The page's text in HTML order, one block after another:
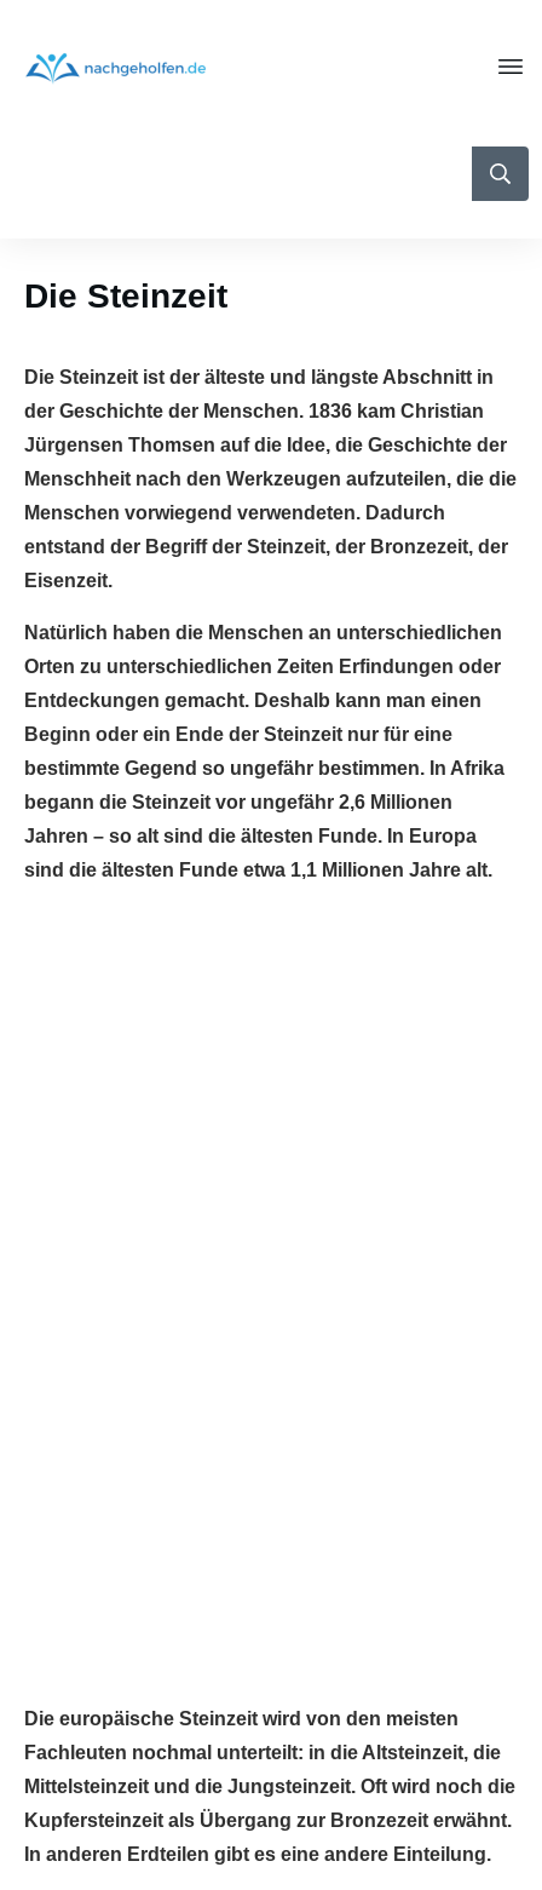
Die Steinzeit
Die Steinzeit ist der älteste und längste Abschnitt in
der Geschichte der Menschen. 1836 kam Christian
Jürgensen Thomsen auf die Idee, die Geschichte der
Menschheit nach den Werkzeugen aufzuteilen, die die
Menschen vorwiegend verwendeten. Dadurch
entstand der Begriff der Steinzeit, der Bronzezeit, der
Eisenzeit.
Natürlich haben die Menschen an unterschiedlichen
Orten zu unterschiedlichen Zeiten Erfindungen oder
Entdeckungen gemacht. Deshalb kann man einen
Beginn oder ein Ende der Steinzeit nur für eine
bestimmte Gegend so ungefähr bestimmen. In Afrika
begann die Steinzeit vor ungefähr 2,6 Millionen
Jahren – so alt sind die ältesten Funde. In Europa
sind die ältesten Funde etwa 1,1 Millionen Jahre alt.
Die europäische Steinzeit wird von den meisten
Fachleuten nochmal unterteilt: in die Altsteinzeit, die
Mittelsteinzeit und die Jungsteinzeit. Oft wird noch die
Kupfersteinzeit als Übergang zur Bronzezeit erwähnt.
In anderen Erdteilen gibt es eine andere Einteilung.